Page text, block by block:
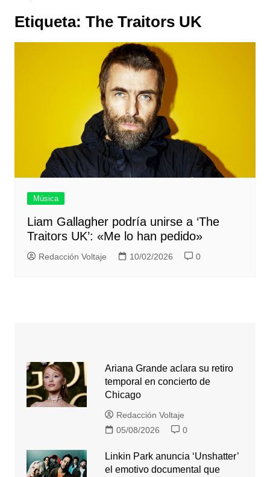
Etiqueta: The Traitors UK
Música
Liam Gallagher podría unirse a ‘The
Traitors UK’: «Me lo han pedido»
Redacción Voltaje 10/02/2026 0
Ariana Grande aclara su retiro
temporal en concierto de
Chicago
Redacción Voltaje
05/08/2026
0
Linkin Park anuncia ‘Unshatter’
el emotivo documental que